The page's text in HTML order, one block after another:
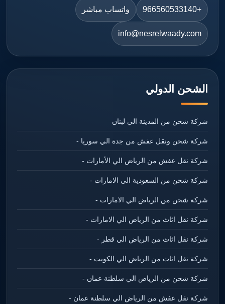
+966560533140 واتساب مباشر
info@nesrelwaady.com
الشحن الدولي
شركة شحن من المدينة الي لبنان
شركة شحن ونقل عفش من جدة الي سوريا -
شركة نقل عفش من الرياض الي الأمارات -
شركة شحن من السعودية الي الامارات -
شركة شحن من الرياض الي الامارات -
شركة نقل اثاث من الرياض الي الامارات -
شركة نقل اثاث من الرياض الي قطر -
شركة نقل اثاث من الرياض الي الكويت -
شركة شحن من الرياض الي سلطنة عمان -
شركة نقل عفش من الرياض الي سلطنة عمان -